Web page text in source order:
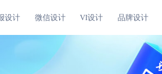
设计 微信设计 VI设计 品牌设计